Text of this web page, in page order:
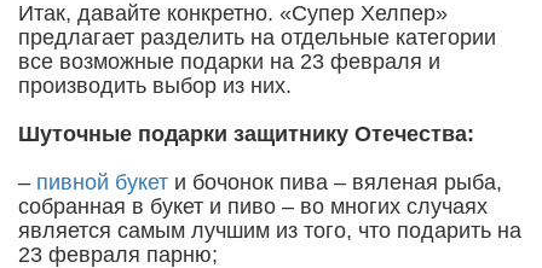
Итак, давайте конкретно. «Супер Хелпер»
предлагает разделить на отдельные категории
все возможные подарки на 23 февраля и
производить выбор из них.
Шуточные подарки защитнику Отечества:
– пивной букет и бочонок пива – вяленая рыба,
собранная в букет и пиво – во многих случаях
является самым лучшим из того, что подарить на
23 февраля парню;